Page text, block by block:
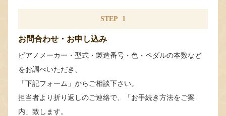
STEP 1
お問合わせ・お申し込み
ピアノメーカー・型式・製造番号・色・ペダルの本数など
をお調べいただき、
「下記フォーム」からご相談下さい。
担当者より折り返しのご連絡で、「お手続き方法をご案
内」致します。